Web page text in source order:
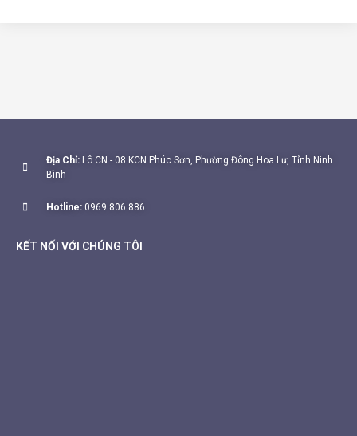
Địa Chỉ: Lô CN - 08 KCN Phúc Sơn, Phường Đông Hoa Lư, Tỉnh Ninh
Bình
Hotline: 0969 806 886
KẾT NỐI VỚI CHÚNG TÔI